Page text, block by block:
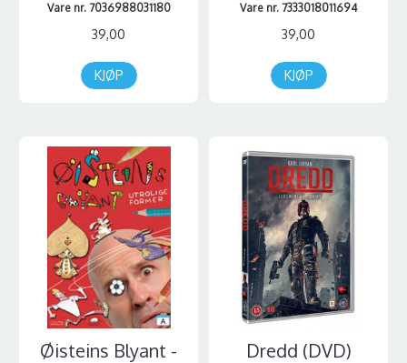
Vare nr. 7036988031180
39,00
KJØP
Vare nr. 7333018011694
39,00
KJØP
Øisteins Blyant -
Dredd (DVD)